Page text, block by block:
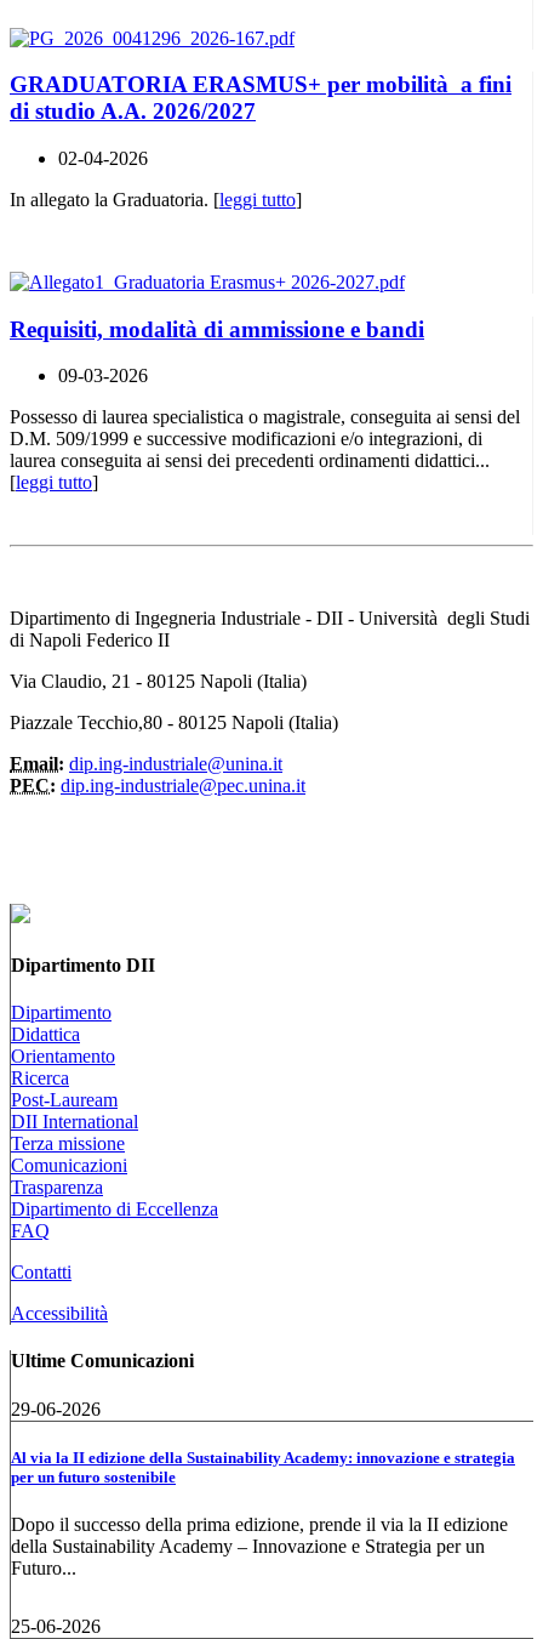
GRADUATORIA ERASMUS+ per mobilità a fini
di studio A.A. 2026/2027
02-04-2026
In allegato la Graduatoria. [leggi tutto]
Requisiti, modalità di ammissione e bandi
09-03-2026
Possesso di laurea specialistica o magistrale, conseguita ai sensi del
D.M. 509/1999 e successive modificazioni e/o integrazioni, di
laurea conseguita ai sensi dei precedenti ordinamenti didattici...
[leggi tutto]
Dipartimento di Ingegneria Industriale - DII - Università degli Studi
di Napoli Federico II
Via Claudio, 21 - 80125 Napoli (Italia)
Piazzale Tecchio,80 - 80125 Napoli (Italia)
Email: dip.ing-industriale@unina.it
PEC: dip.ing-industriale@pec.unina.it
Dipartimento DII
Dipartimento
Didattica
Orientamento
Ricerca
Post-Lauream
DII International
Terza missione
Comunicazioni
Trasparenza
Dipartimento di Eccellenza
FAQ
Contatti
Accessibilità
Ultime Comunicazioni
29-06-2026
Al via la II edizione della Sustainability Academy: innovazione e strategia
per un futuro sostenibile
Dopo il successo della prima edizione, prende il via la II edizione
della Sustainability Academy – Innovazione e Strategia per un
Futuro...
25-06-2026